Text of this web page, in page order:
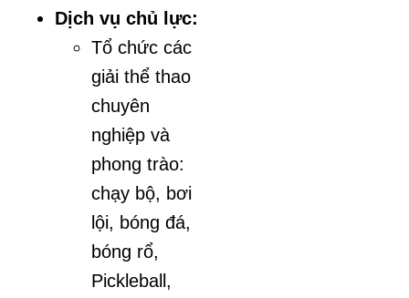
Dịch vụ chủ lực:
Tổ chức các
giải thể thao
chuyên
nghiệp và
phong trào:
chạy bộ, bơi
lội, bóng đá,
bóng rổ,
Pickleball,